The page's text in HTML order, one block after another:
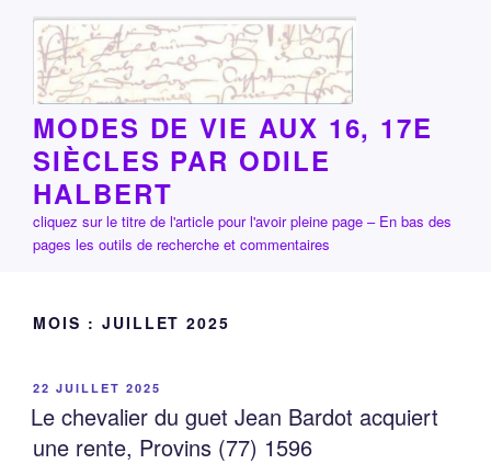
contenu
principal
MODES DE VIE AUX 16, 17E
SIÈCLES PAR ODILE
HALBERT
cliquez sur le titre de l'article pour l'avoir pleine page – En bas des
pages les outils de recherche et commentaires
MOIS : JUILLET 2025
PUBLIÉ
LE
22 JUILLET 2025
Le chevalier du guet Jean Bardot acquiert
une rente, Provins (77) 1596